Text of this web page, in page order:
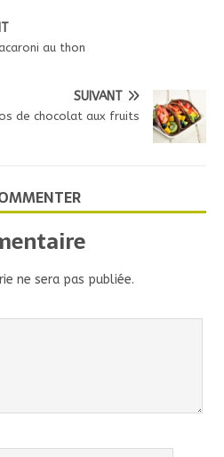
au thon
SUIVANT
de chocolat aux fruits
ne sera pas publiée.